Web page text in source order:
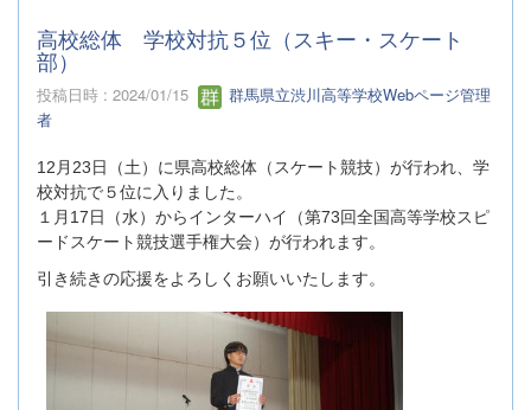
高校総体 学校対抗５位（スキー・スケート
部）
投稿日時 : 2024/01/15
群馬県立渋川高等学校Webページ管理
者
12月23日（土）に県高校総体（スケート競技）が行われ、学
校対抗で５位に入りました。
１月17日（水）からインターハイ（第73回全国高等学校スピ
ードスケート競技選手権大会）が行われます。
引き続きの応援をよろしくお願いいたします。